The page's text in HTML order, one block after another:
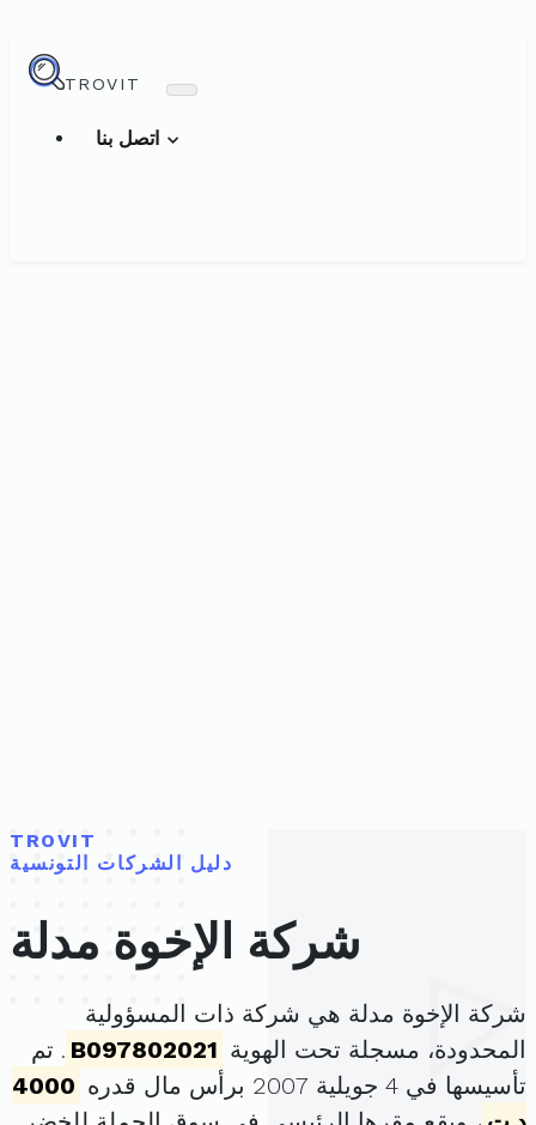
TROVIT
TROVIT
دليل الشركات التونسية
شركة الإخوة مدلة
شركة الإخوة مدلة هي شركة ذات المسؤولية
المحدودة، مسجلة تحت الهوية B097802021 . تم
تأسيسها في 4 جويلية 2007 برأس مال قدره
4000